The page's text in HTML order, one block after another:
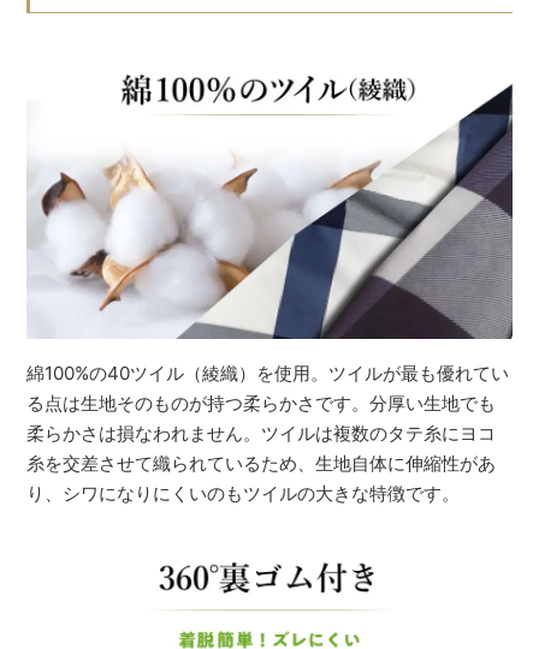
綿100%の40ツイル（綾織）を使用。ツイルが最も優れてい
る点は生地そのものが持つ柔らかさです。分厚い生地でも
柔らかさは損なわれません。ツイルは複数のタテ糸にヨコ
糸を交差させて織られているため、生地自体に伸縮性があ
り、シワになりにくいのもツイルの大きな特徴です。